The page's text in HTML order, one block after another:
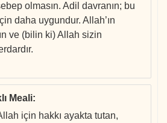
olmasın. Adil davranın; bu
daha uygundur. Allah’ın
ve (bilin ki) Allah sizin
Meali:
için hakkı ayakta tutan,